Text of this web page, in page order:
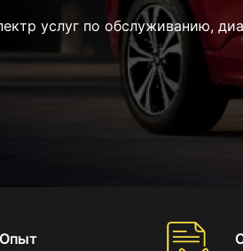
услуг по обслуживанию,
Опыт